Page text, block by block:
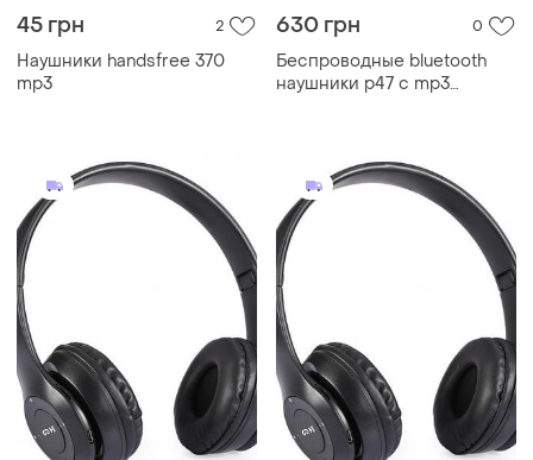
45 грн 2
Наушники handsfree 370
mp3
630 грн 0
Беспроводные bluetooth
наушники p47 с mp3